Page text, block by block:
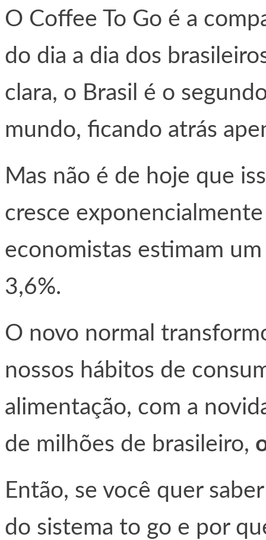
O Coffee To Go é a
do dia a dia dos
clara, o Brasil é o
mundo, ficando atrás
Mas não é de hoje que
cresce
economistas estimam
3,6%.
O novo normal
nossos hábitos de
alimentação, com a
de milhões de brasileiro,
Então, se você quer
do sistema to go e por